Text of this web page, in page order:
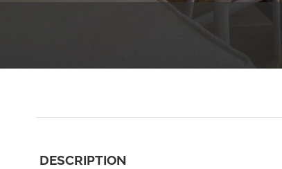
DESCRIPTION